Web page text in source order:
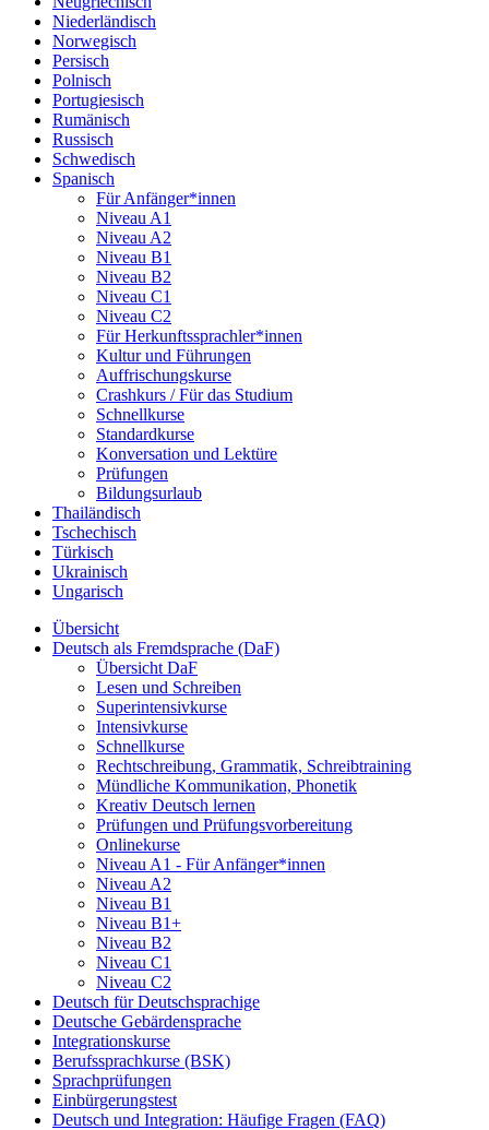
Niederländisch
Norwegisch
Persisch
Polnisch
Portugiesisch
Rumänisch
Russisch
Schwedisch
Spanisch
Für Anfänger*innen
Niveau A1
Niveau A2
Niveau B1
Niveau B2
Niveau C1
Niveau C2
Für Herkunftssprachler*innen
Kultur und Führungen
Auffrischungskurse
Crashkurs / Für das Studium
Schnellkurse
Standardkurse
Konversation und Lektüre
Prüfungen
Bildungsurlaub
Thailändisch
Tschechisch
Türkisch
Ukrainisch
Ungarisch
Übersicht
Deutsch als Fremdsprache (DaF)
Übersicht DaF
Lesen und Schreiben
Superintensivkurse
Intensivkurse
Schnellkurse
Rechtschreibung, Grammatik, Schreibtraining
Mündliche Kommunikation, Phonetik
Kreativ Deutsch lernen
Prüfungen und Prüfungsvorbereitung
Onlinekurse
Niveau A1 - Für Anfänger*innen
Niveau A2
Niveau B1
Niveau B1+
Niveau B2
Niveau C1
Niveau C2
Deutsch für Deutschsprachige
Deutsche Gebärdensprache
Integrationskurse
Berufssprachkurse (BSK)
Sprachprüfungen
Einbürgerungstest
Deutsch und Integration: Häufige Fragen (FAQ)